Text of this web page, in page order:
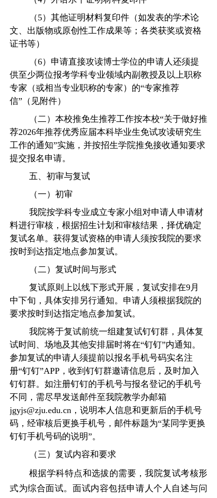
（ 5）其他证明材料复印件（如发表的学术论
文、出版物或原创性工作成果等；各类获奖或资格
证书等）
（6）申请直接攻读博士学位的申请人还须提
供至少两位报考学科专业领域内副教授及以上职称
专家（或相当专业职称的专家）的“专家推荐
信”（见附件）
（二） 本校推免生推荐工作按本校“关于做好推
荐2026年推荐优秀应届本科毕业生免试攻读研究生
工作的通知”实施 ，并按招生学院推免接收通知要求
提交报名 申请。
五、初审与复试
（一）初审
我院按学科专业成立专家小组对申请人申请材
料进行审核，根据招生计划和审核结果，择优确定
复试名单。获得复试资格的申请人须按我院的要求
按时到达指定地点参加复试。
（二）复试时间与形式
复试原则上以线下形式开展 ， 复试安排在9月
中下旬，具体安排另行通知。申请人须根据我院的
要求按时到达指定地点参加复试。
我院将于复试前统一组建复试钉钉群 ， 具体复
试时间、场地及其他安排届时将在“钉钉”内通知。
参加复试的申请人须提前以报名手机号码实名注
册“钉钉”APP， 收到钉钉群邀请信息后，及时加入
钉钉群。如注册钉钉的手机号与报名登记的手机号
不同， 需尽早发送邮件至我院教学办邮箱
jgyjs@zju.edu.cn，说明本人信息和更新后的手机号
码 ， 经审核后更换手机号 ， 邮件标题为“某同学更换
钉钉手机号码的说明”。
（三）复试内容和要求
根据学科特点和选拔的需要，我院复试考核形
式为综合面试。 面试内容包括申请人个人自述与问